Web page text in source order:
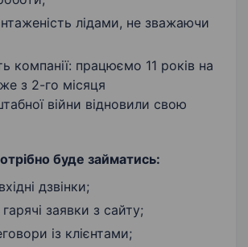
лідами, не зважаючи
компанії: працюємо 11 років на
з 2-го місяця
війни відновили свою
буде займатись:
дзвінки;
заявки з сайту;
із клієнтами;